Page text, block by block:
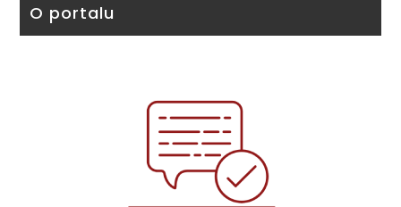
O portalu